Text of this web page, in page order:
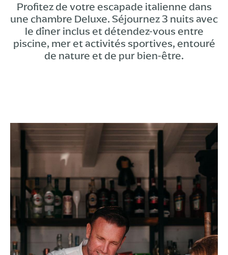
Profitez de votre escapade italienne dans
une chambre Deluxe. Séjournez 3 nuits avec
le dîner inclus et détendez-vous entre
piscine, mer et activités sportives, entouré
de nature et de pur bien-être.